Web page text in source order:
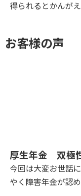
得られるとかんがえ
お客様の声
厚生年金 双極
今回は大変お世話
やく障害年金が認